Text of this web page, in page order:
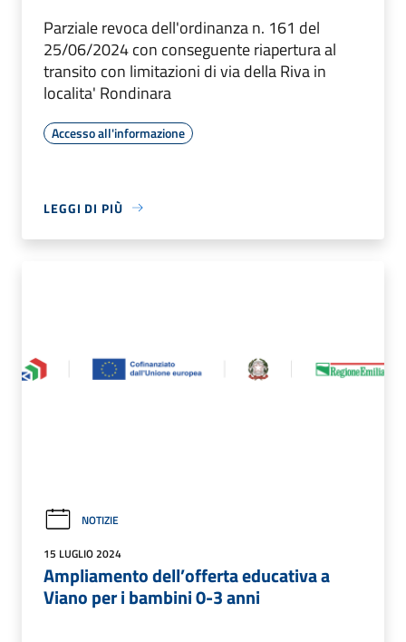
Parziale revoca dell'ordinanza n. 161 del
25/06/2024 con conseguente riapertura al
transito con limitazioni di via della Riva in
localita' Rondinara
Accesso all'informazione
LEGGI DI PIÙ
NOTIZIE
15 LUGLIO 2024
Ampliamento dell’offerta educativa a
Viano per i bambini 0-3 anni